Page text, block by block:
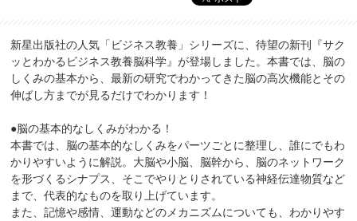
新星出版社の人気「ビジネス教養」シリーズに、待望の新刊『サク
ッとわかるビジネス教養脳科学』が登場しました。本書では、脳の
しくみの基本から、最新の研究でわかってきた脳の高次機能とその
伸ばし方までが見るだけでわかります！
●脳の基本的なしくみがわかる！
本書では、脳の基本的なしくみをパーツごとに整理し、誰にでもわ
かりやすいように解説。大脳や小脳、脳幹から、脳のネットワーク
を形づくるシナプス、そこでやりとりされている神経伝達物質など
まで、代表的なものを取り上げています。
また、記憶や感情、運動などのメカニズムについても、わかりやす